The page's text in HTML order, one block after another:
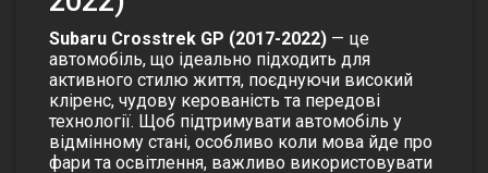
Subaru Crosstrek GP (2017-2022) — це
автомобіль, що ідеально підходить для
активного стилю життя, поєднуючи високий
кліренс, чудову керованість та передові
технології. Щоб підтримувати автомобіль у
відмінному стані, особливо коли мова йде про
фари та освітлення, важливо використовувати